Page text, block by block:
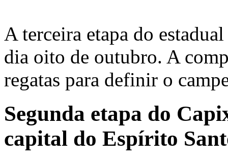
A terceira etapa do
dia oito de outubro. A
regatas para definir o
Segunda etapa do
capital do Espírito